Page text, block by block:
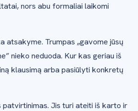
nors abu formaliai laikomi
atsakyme. Trumpas „gavome jūsų
nieko neduoda. Kur kas geriau iš
klausimą arba pasiūlyti konkretų
patvirtinimas. Jis turi ateiti iš karto ir